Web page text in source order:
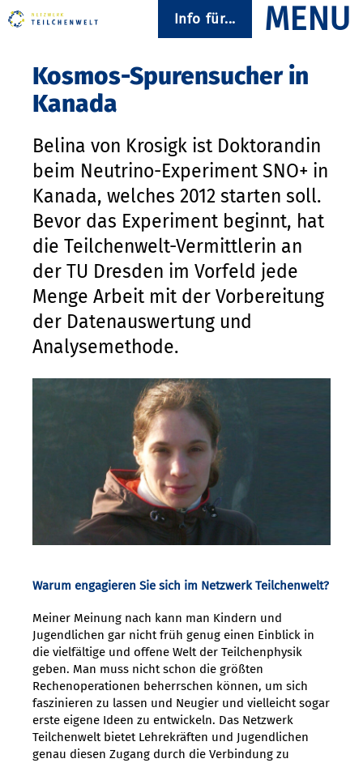
Info für...
Kosmos-Spurensucher in
Kanada
Belina von Krosigk ist Doktorandin
beim Neutrino-Experiment SNO+ in
Kanada, welches 2012 starten soll.
Bevor das Experiment beginnt, hat
die Teilchenwelt-Vermittlerin an
der TU Dresden im Vorfeld jede
Menge Arbeit mit der Vorbereitung
der Datenauswertung und
Analysemethode.
Warum engagieren Sie sich im Netzwerk Teilchenwelt?
Meiner Meinung nach kann man Kindern und
Jugendlichen gar nicht früh genug einen Einblick in
die vielfältige und offene Welt der Teilchenphysik
geben. Man muss nicht schon die größten
Rechenoperationen beherrschen können, um sich
faszinieren zu lassen und Neugier und vielleicht sogar
erste eigene Ideen zu entwickeln. Das Netzwerk
Teilchenwelt bietet Lehrekräften und Jugendlichen
genau diesen Zugang durch die Verbindung zu